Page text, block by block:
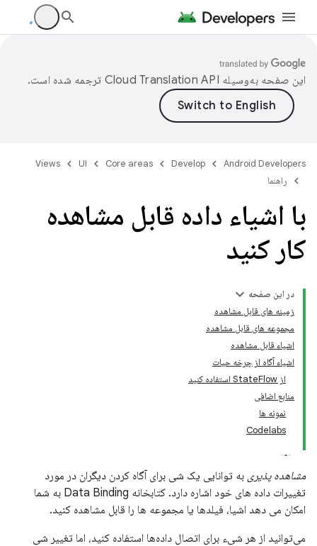
این صفحه به‌وسیله ترجمه شده است.
Android Developers
Develop
Core areas
UI
Views
راهنما
با اشیاء داده قابل مشاهده
کار کنید
در این صفحه
زمینه های قابل مشاهده
مجموعه های قابل مشاهده
اشیاء قابل مشاهده
اشیاء آگاه از چرخه حیات
از StateFlow استفاده کنید
منابع اضافی
نمونه ها
Codelabs
مشاهده پذیری به توانایی یک شی برای آگاه کردن دیگران در مورد
تغییرات داده های خود اشاره دارد. کتابخانه Data Binding به شما
امکان می دهد اشیا، فیلدها یا مجموعه ها را قابل مشاهده کنید.
می‌توانید از هر شیء برای اتصال داده‌ها استفاده کنید، اما تغییر شی